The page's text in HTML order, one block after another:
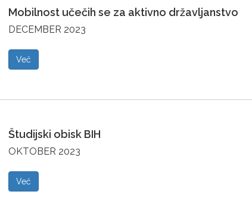
Mobilnost učečih se za aktivno državljanstvo
DECEMBER 2023
Več
Študijski obisk BIH
OKTOBER 2023
Več